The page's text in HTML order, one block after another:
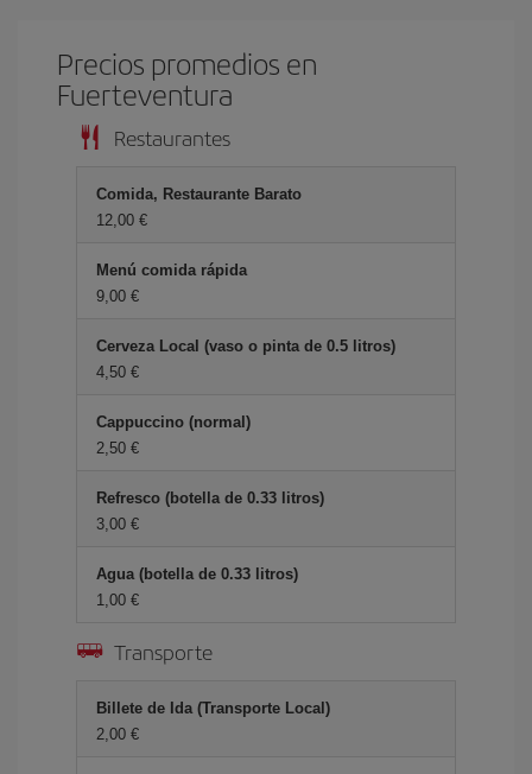
Precios promedios en
Fuerteventura
Restaurantes
Comida, Restaurante Barato
12,00 €
Menú comida rápida
9,00 €
Cerveza Local (vaso o pinta de 0.5 litros)
4,50 €
Cappuccino (normal)
2,50 €
Refresco (botella de 0.33 litros)
3,00 €
Agua (botella de 0.33 litros)
1,00 €
Transporte
Billete de Ida (Transporte Local)
2,00 €